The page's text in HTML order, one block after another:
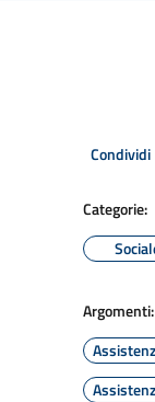
Condividi
Categorie:
Argomenti: